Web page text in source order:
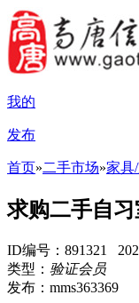
我的
发布
首页»二手市场»家具
求购二手自
ID编号：891321
类型： 验证会员
发布：mms363369